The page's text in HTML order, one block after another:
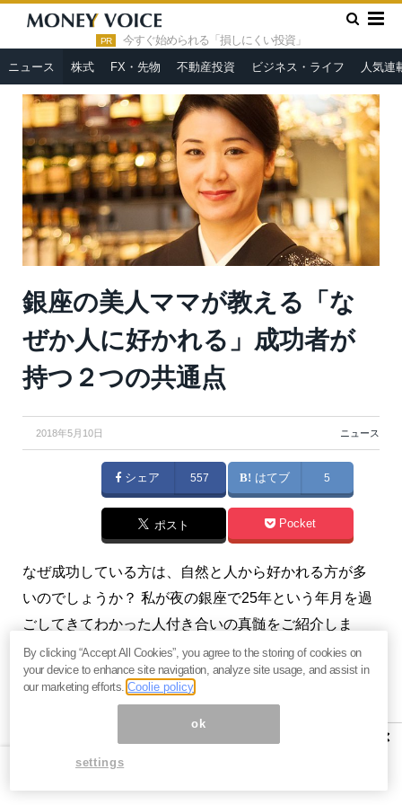
PR 今すぐ始められる「損しにくい投資」
ニュース 株式 FX・先物 不動産投資 ビジネス・ライフ 人気連
HOME » ニュース »
銀座の美人ママが教える「なぜか人に好か
れる」成功者が持つ２つの共通点
銀座の美人ママが教える「な
ぜか人に好かれる」成功者が
持つ２つの共通点
2018年5月10日 ニュース
シェア 557 はてブ 5
ポスト Pocket
なぜ成功している方は、自然と人から好かれる方が多
いのでしょうか？ 私が夜の銀座で25年という年月を過
ごしてきてわかった人付き合いの真髄をご紹介しま
す。（『銀座ママ日高利美のメールマガジン「銀座の
教え」』）
プロフィール：日高利美（ひだか としみ）
1975年生まれ。18歳で銀座のママになるべく銀座で働
き始める。多くの一流ビジネスマンを接客すること
で、一般常識とマナー、気配りの大切さを学ぶ。26歳
×
By clicking “Accept All Cookies”, you agree to the storing of cookies on
your device to enhance site navigation, analyze site usage, and assist in
our marketing efforts.Coolie policy
ok
settings